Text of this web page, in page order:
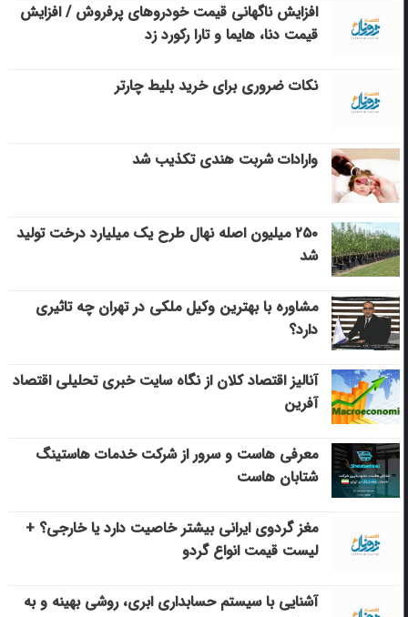
افزایش ناگهانی قیمت خودروهای پرفروش / افزایش
قیمت دنا، هایما و تارا رکورد زد
نکات ضروری برای خرید بلیط چارتر
وارادات شربت هندی تکذیب شد
۲۵۰ میلیون اصله نهال طرح یک میلیارد درخت تولید
شد
مشاوره با بهترین وکیل ملکی در تهران چه تاثیری
دارد؟
آنالیز اقتصاد کلان از نگاه سایت خبری تحلیلی اقتصاد
آفرین
معرفی هاست و سرور از شرکت خدمات هاستینگ
شتابان هاست
مغز گردوی ایرانی بیشتر خاصیت دارد یا خارجی؟ +
لیست قیمت انواع گردو
آشنایی با سیستم حسابداری ابری، روشی بهینه و به